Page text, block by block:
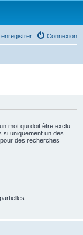
Connexion
mot qui doit être exclu.
si uniquement un des
des recherches